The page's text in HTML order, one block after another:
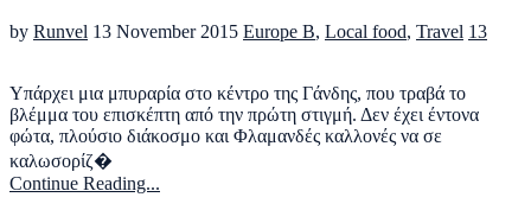
by Runvel 13 November 2015 Europe B, Local food, Travel 13
Υπάρχει μια μπυραρία στο κέντρο της Γάνδης, που τραβά το
βλέμμα του επισκέπτη από την πρώτη στιγμή. Δεν έχει έντονα
φώτα, πλούσιο διάκοσμο και Φλαμανδές καλλονές να σε
καλωσορίζ�
Continue Reading...